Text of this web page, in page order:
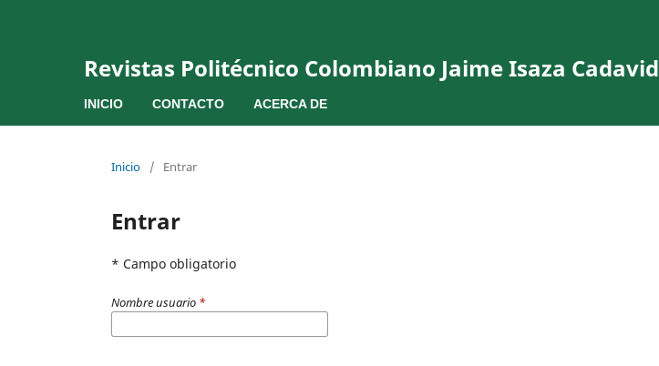
Revistas Politécnico Colombiano Jaime Isaza Cadavid
INICIO CONTACTO ACERCA DE
Inicio / Entrar
Entrar
* Campo obligatorio
Nombre usuario *